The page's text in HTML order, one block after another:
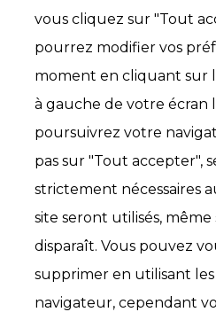
vous cliquez sur "Tout
pourrez modifier vos
moment en cliquant sur
à gauche de votre écran
poursuivrez votre
pas sur "Tout accepter",
strictement nécessaires
site seront utilisés,
disparaît. Vous pouvez
supprimer en utilisant
navigateur, cependant